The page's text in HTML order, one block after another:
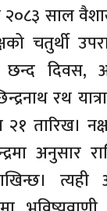
साल
चतुर्थी
छन्द दिवस,
रथ
तारिख।
अनुसार
त्यही